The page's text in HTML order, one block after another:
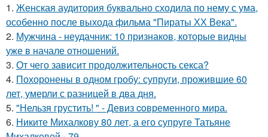
1. Женская аудитория буквально сходила по нему с ума,
особенно после выхода фильма "Пираты ХХ Века".
2. Мужчина - неудачник: 10 признаков, которые видны
уже в начале отношений.
3. От чего зависит продолжительность секса?
4. Похоронены в одном гробу: супруги, прожившие 60
лет, умерли с разницей в два дня.
5. "Нельзя грустить! " - Девиз coвременного мира.
6. Никите Михалкову 80 лет, а его супруге Татьяне